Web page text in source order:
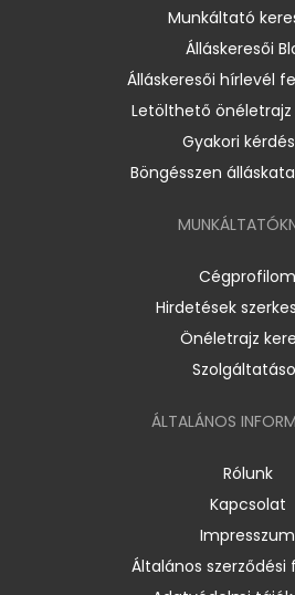
Munkáltató
Álláskeresői
Álláskeresői hírlevél
Letölthető önéletrajz
Gyakori
Böngésszen
Cégprofilom
Hirdetések
Önéletrajz
ÁLTALÁNOS
Rólunk
Kapcsolat
Impresszum
Általános